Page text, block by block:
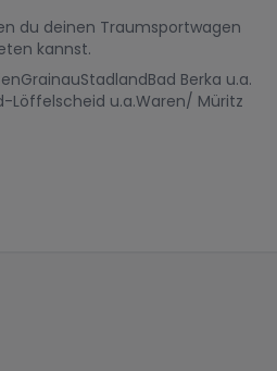
du deinen Traumsportwagen
kannst.
GrainauStadlandBad Berka u.a.
Löffelscheid u.a.Waren/ Müritz